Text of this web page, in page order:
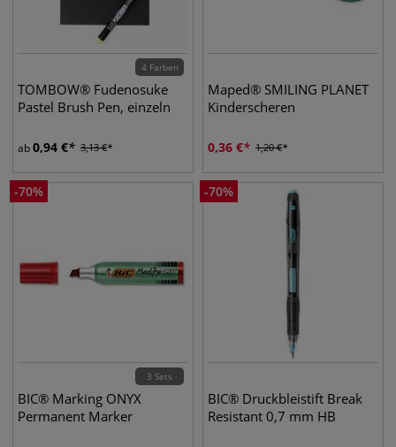
4 Farben
TOMBOW® Fudenosuke
Pastel Brush Pen, einzeln
ab0,94 € 3,13€
Maped® SMILING PLANET
Kinderscheren
0,36 € 1,20€
-70%
3 Sets
BIC® Marking ONYX
Permanent Marker
-70%
BIC® Druckbleistift Break
Resistant 0,7 mm HB